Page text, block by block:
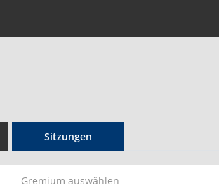
Sitzungen
Gremium auswählen